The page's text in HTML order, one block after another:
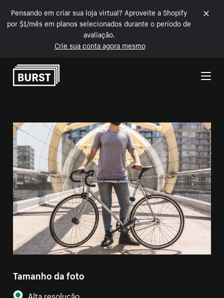
Pensando em criar sua loja virtual? Aproveite a Shopify
por $1/mês em planos selecionados durante o período de
avaliação.
Crie sua conta agora mesmo
Pular para o conteúdo
Tamanho da foto
Alta resolução